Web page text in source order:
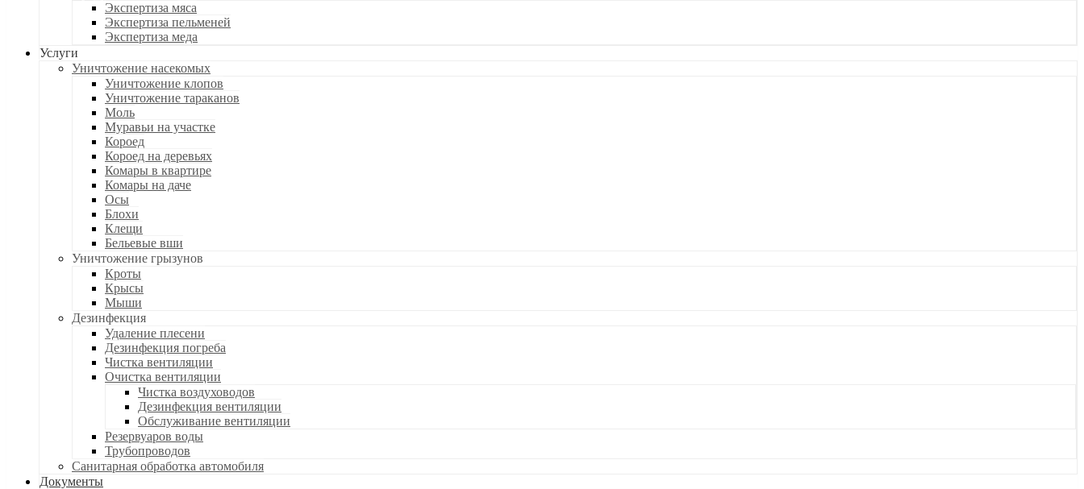
Экспертиза мяса
Экспертиза пельменей
Экспертиза меда
Услуги
Уничтожение насекомых
Уничтожение клопов
Уничтожение тараканов
Моль
Муравьи на участке
Короед
Короед на деревьях
Комары в квартире
Комары на даче
Осы
Блохи
Клещи
Бельевые вши
Уничтожение грызунов
Кроты
Крысы
Мыши
Дезинфекция
Удаление плесени
Дезинфекция погреба
Чистка вентиляции
Очистка вентиляции
Чистка воздуховодов
Дезинфекция вентиляции
Обслуживание вентиляции
Резервуаров воды
Трубопроводов
Санитарная обработка автомобиля
Документы